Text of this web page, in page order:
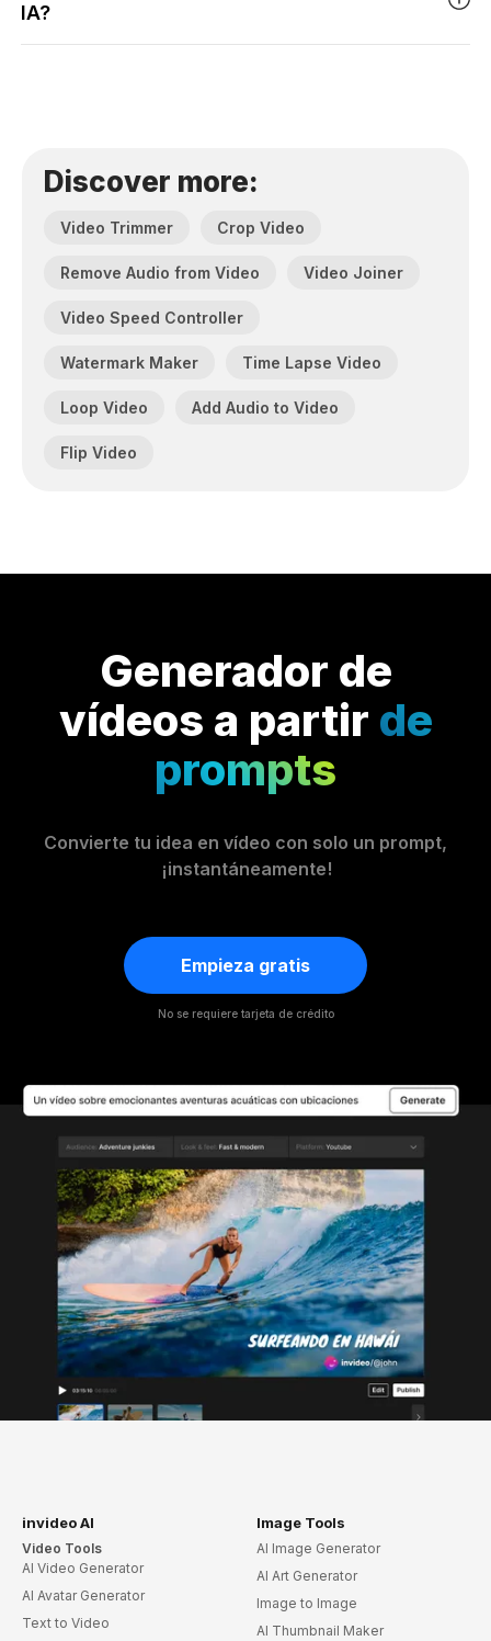
IA?
Discover more:
Video Trimmer Crop Video
Remove Audio from Video Video Joiner
Video Speed Controller
Watermark Maker Time Lapse Video
Loop Video Add Audio to Video
Flip Video
Generador de
vídeos a partir de
prompts
Convierte tu idea en vídeo con solo un prompt,
¡instantáneamente!
Empieza gratis
No se requiere tarjeta de crédito
invideo AI
Video Tools
AI Video Generator
AI Avatar Generator
Text to Video
Image Tools
AI Image Generator
AI Art Generator
Image to Image
AI Thumbnail Maker